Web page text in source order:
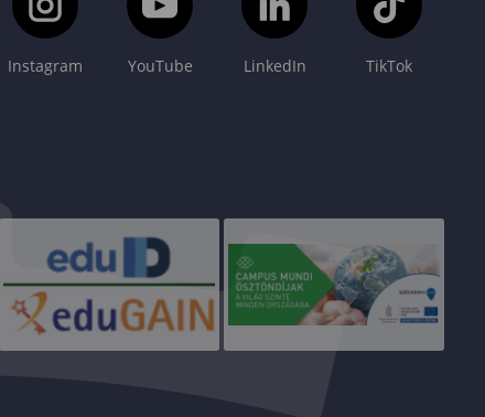
Instagram YouTube LinkedIn TikTok